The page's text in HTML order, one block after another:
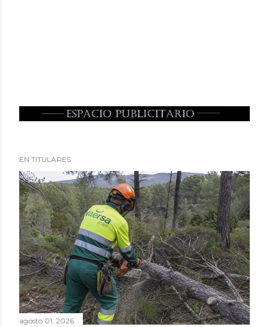
EN TITULARES
agosto 01, 2026